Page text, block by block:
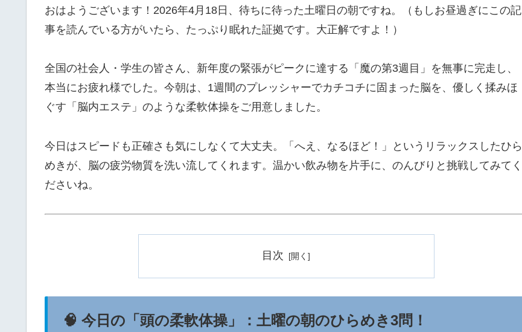
おはようございます！2026年4月18日、待ちに待った土曜日の朝ですね。（もしお昼過ぎにこの記
事を読んでいる方がいたら、たっぷり眠れた証拠です。大正解ですよ！）
全国の社会人・学生の皆さん、新年度の緊張がピークに達する「魔の第3週目」を無事に完走し、
本当にお疲れ様でした。今朝は、1週間のプレッシャーでカチコチに固まった脳を、優しく揉みほ
ぐす「脳内エステ」のような柔軟体操をご用意しました。
今日はスピードも正確さも気にしなくて大丈夫。「へえ、なるほど！」というリラックスしたひら
めきが、脳の疲労物質を洗い流してくれます。温かい飲み物を片手に、のんびりと挑戦してみてく
ださいね。
目次
🧠 今日の「頭の柔軟体操」：土曜の朝のひらめき3問！